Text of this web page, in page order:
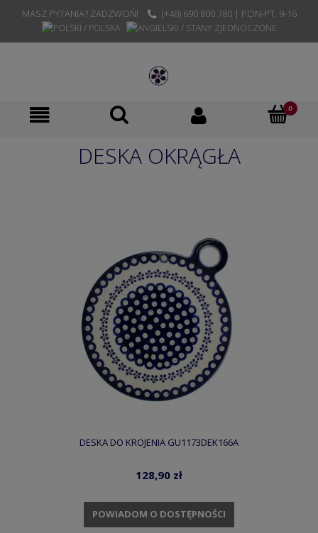
MASZ PYTANIA? ZADZWOŃ! (+48) 690 800 780 | PON-PT. 9-16
DESKA OKRĄGŁA
DESKA DO KROJENIA GU1173DEK166A
128,90 zł
POWIADOM O DOSTĘPNOŚCI